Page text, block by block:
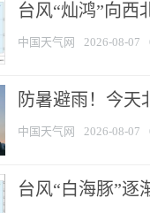
台风“灿鸿”向西
中国天气网 2026-08-07
防暑避雨！今天
中国天气网 2026-08-07
台风“白海豚”逐